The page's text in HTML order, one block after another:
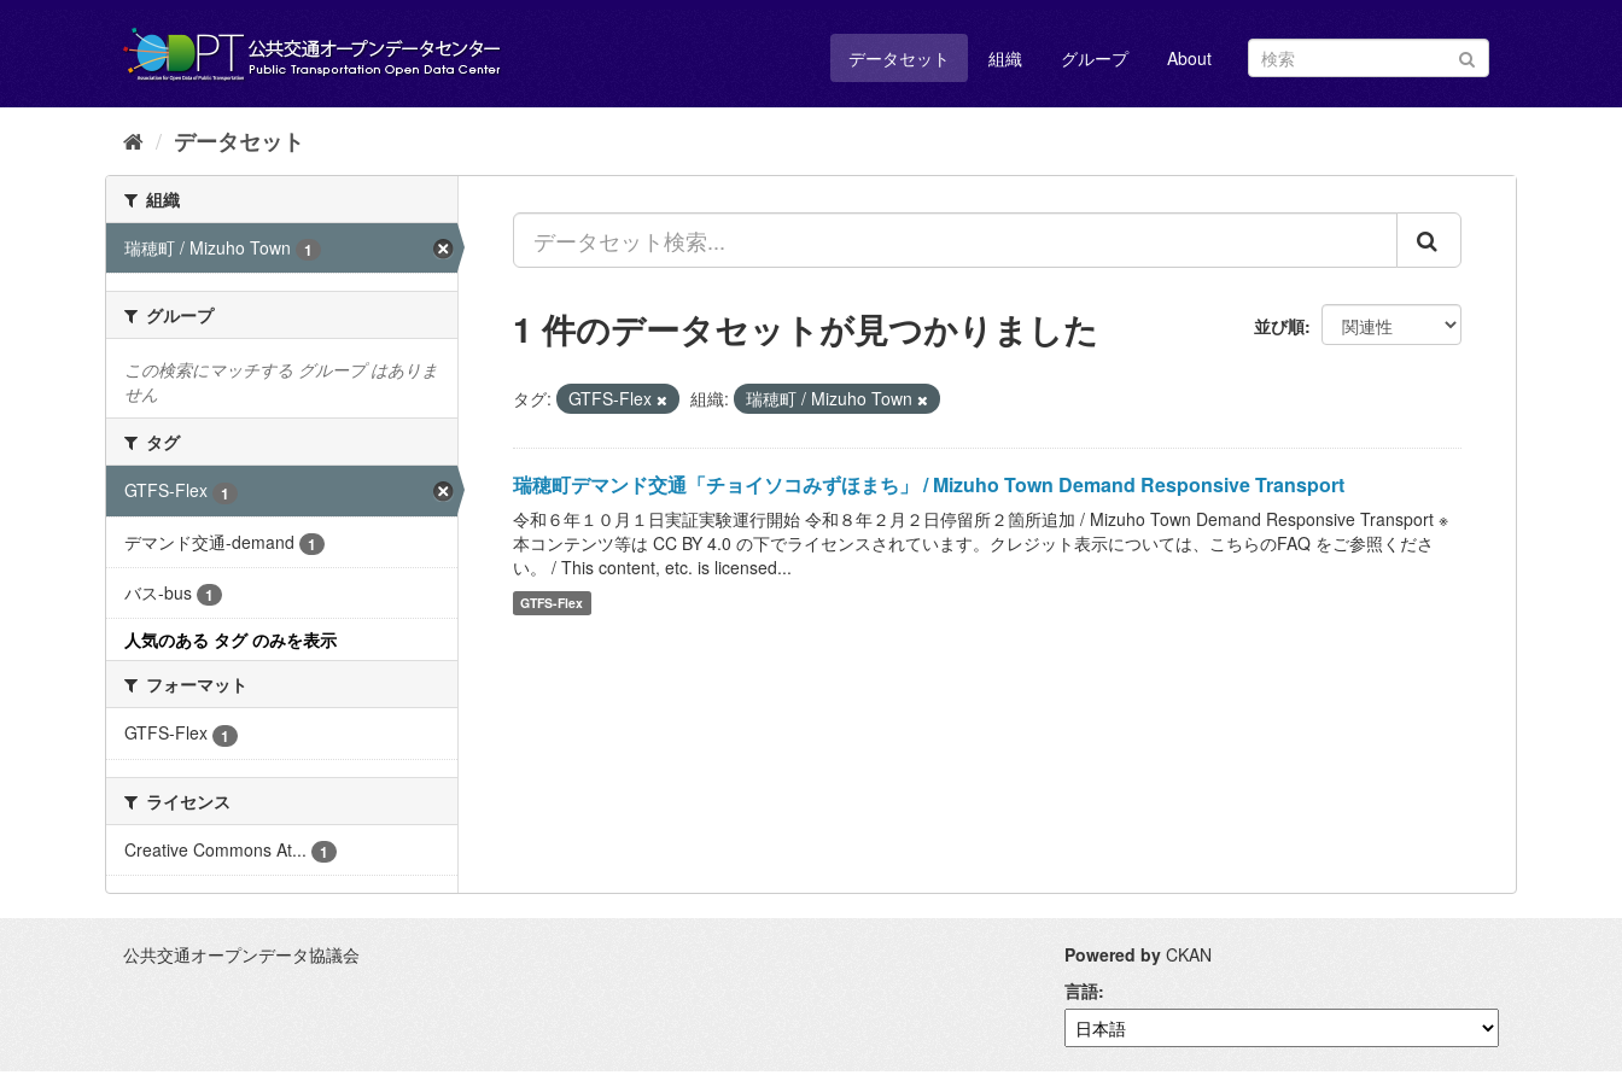
し
データセット 組織 グループ About
データセット
組織
瑞穂町 / Mizuho Town
1
グループ
この検索にマッチする グループ はありま
せん
タグ
GTFS-Flex
1
デマンド交通-demand 1
バス-bus 1
人気のある タグ のみを表示
フォーマット
GTFS-Flex
1
ライセンス
Creative Commons At...
1
並び順
1 件のデータセットが見つかりました
タグ: GTFS-Flex 組織: 瑞穂町 / Mizuho Town
瑞穂町デマンド交通「チョイソコみずほまち」 / Mizuho Town Demand Responsive Transport
令和６年１０月１日実証実験運行開始 令和８年２月２日停留所２箇所追加 / Mizuho Town Demand Responsive Transport ※
本コンテンツ等は CC BY 4.0 の下でライセンスされています。クレジット表示については、こちらのFAQ をご参照くださ
い。 / This content, etc. is licensed...
GTFS-Flex
公共交通オープンデータ協議会 Powered by CKAN
言語